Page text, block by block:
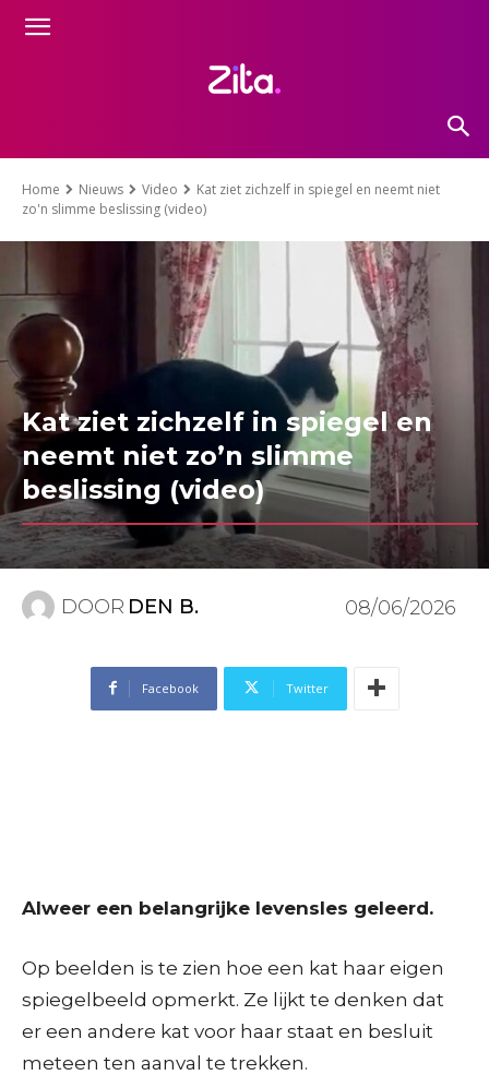
Home Nieuws Video
Kat ziet zichzelf in spiegel en neemt niet
zo'n slimme beslissing (video)
Kat ziet zichzelf in spiegel en
neemt niet zo’n slimme
beslissing (video)
DOOR DEN B. 08/06/2026
Facebook Twitter
Alweer een belangrijke levensles geleerd.
Op beelden is te zien hoe een kat haar eigen
spiegelbeeld opmerkt. Ze lijkt te denken dat
er een andere kat voor haar staat en besluit
meteen ten aanval te trekken.